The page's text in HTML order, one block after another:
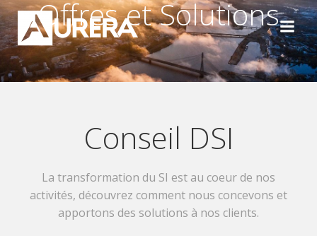
Aller
au
contenu
Offres et Solutions
Conseil DSI
La transformation du SI est au coeur de nos
activités, découvrez comment nous concevons et
apportons des solutions à nos clients.